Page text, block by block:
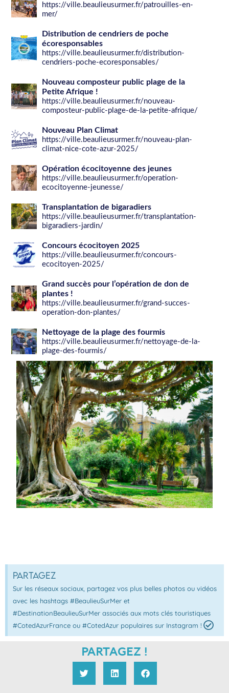
https://ville.beaulieusurmer.fr/patrouilles-en-
mer/
Distribution de cendriers de poche
écoresponsables
https://ville.beaulieusurmer.fr/distribution-
cendriers-poche-ecoresponsables/
Nouveau composteur public plage de la
Petite Afrique !
https://ville.beaulieusurmer.fr/nouveau-
composteur-public-plage-de-la-petite-afrique/
Nouveau Plan Climat
https://ville.beaulieusurmer.fr/nouveau-plan-
climat-nice-cote-azur-2025/
Opération écocitoyenne des jeunes
https://ville.beaulieusurmer.fr/operation-
ecocitoyenne-jeunesse/
Transplantation de bigaradiers
https://ville.beaulieusurmer.fr/transplantation-
bigaradiers-jardin/
Concours écocitoyen 2025
https://ville.beaulieusurmer.fr/concours-
ecocitoyen-2025/
Grand succès pour l’opération de don de
plantes !
https://ville.beaulieusurmer.fr/grand-succes-
operation-don-plantes/
Nettoyage de la plage des fourmis
https://ville.beaulieusurmer.fr/nettoyage-de-la-
plage-des-fourmis/
Partagez
Sur les réseaux sociaux, partagez vos plus belles photos ou vidéos
avec les hashtags #BeaulieuSurMer et
#DestinationBeaulieuSurMer associés aux mots clés touristiques
#CotedAzurFrance ou #CotedAzur populaires sur Instagram !
PARTAGEZ !